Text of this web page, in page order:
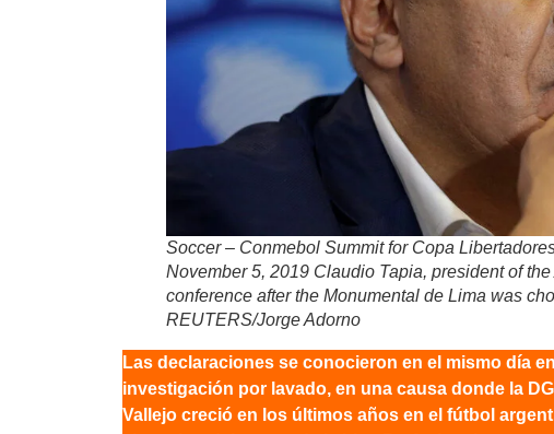
Soccer – Conmebol Summit for Copa
November 5, 2019 Claudio Tapia, president of
conference after the Monumental de Lima was
REUTERS/Jorge Adorno
Las declaraciones se conocieron en el mismo día
investigación por lavado, en una causa donde la
Vallejo creció en los últimos años en el fútbol